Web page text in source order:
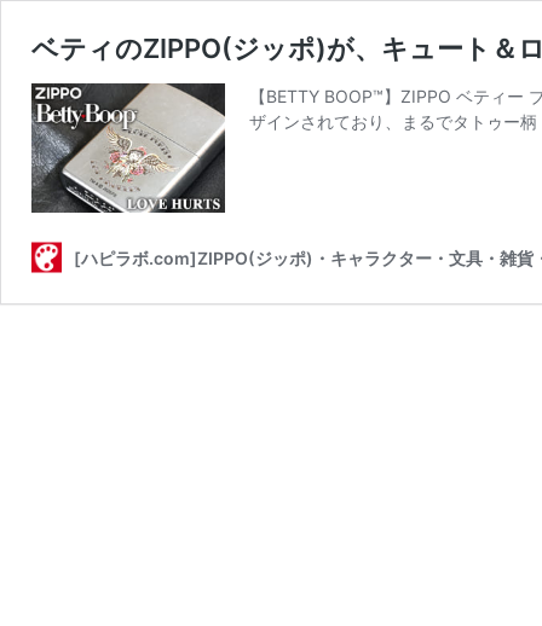
ベティのZIPPO(ジッポ)が、キュート＆
【BETTY BOOP™】ZIPPO ベティ
ザインされており、まるでタトゥー
[ハピラボ.com]ZIPPO(ジッポ)・キャラクター・文具・雑貨